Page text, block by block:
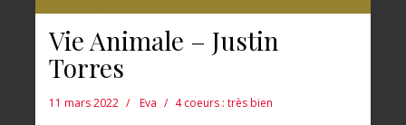
Vie Animale – Justin
Torres
11 mars 2022 Eva 4 coeurs : très bien